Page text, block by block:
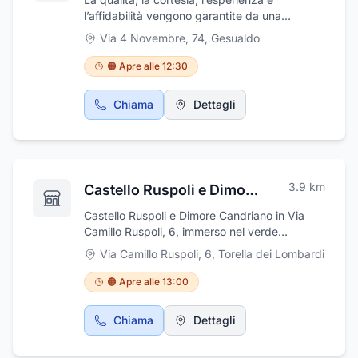
l’affidabilità vengono garantite da una
qualificata gestione familiare. Ristorante
Pizzeria Bar Da Peppino dispone di un'ampia
sala per gruppi e cerimonie. Oltre alla cucina
tipica locale, si possono gustare tantissime
specialità nazionali. La nostra cucina, è
basata prioritariamente sui prodotti locali. Le
mano secondo i metodi tradizionali e le carni
Via 4 Novembre, 74, Gesualdo
🟠 Apre alle 12:30
Chiama Dettagli
Castello Ruspoli e Dimore Candriano 3.9 km
Castello Ruspoli e Dimore Candriano in Via
Camillo Ruspoli, 6, immerso nel verde
dell’Irpinia, in un’antica struttura ristrutturata,
è lo scenario perfetto per organizzare eventi
e cerimonie. E' possibile gustare i menù
stagionali preparati dagli chef accompagnati
dai vini delle Cantine Castello Ruspoli e la
tipica pizza napoletana. Dispone inoltre di
Via Camillo Ruspoli, 6, Torella dei Lombardi
🟠 Apre alle 13:00
Chiama Dettagli